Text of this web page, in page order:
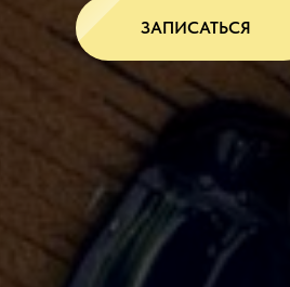
ЗАПИСАТЬСЯ